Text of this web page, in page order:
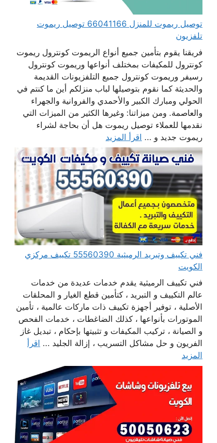
توصيل ريموت للمنزل 66041166 توصيل ريموت
تلفزيون
فريقنا يقوم بتأمين جميع أنواع الريموت كونترول ريموت
كونترول للمكيفات بمختلف أنواعها وريموت كونترول
رسيفر وريموت كونترول جميع التلفزيونات القديمة
والحديثة كما نقوم بتوصيلها لباب منزلكم أين ما كنتم في
الحولي ومبارك الكبير والأحمدي والفروانية والجهراء
والعاصمة. ومن ميزاتنا: وغيرها الكثير من الميزات التي
نقدمها للعملاء توصيل ريموت هل أن بحاجة لشراء
ريموت جديد و ... اقرأ المزيد
فني تكييف وتبريد الرميثية 55560390 تكييف مركزي
الكويت
فني تكييف الرميثية يقدم خدمات عديدة من خدمات
عالم التكييف و التبريد ، كتأمين قطع الغيار و المحلقات
الأصلية ، توفير أجهزة تكييف ذات ماركات عالمية ، تأمين
الموتورات بأنواعها ، كذلك الضاغطات ، خدمات الفحص
و الصيانة ، تركيب المكيفات و تثبيتها بإحكام ، تبديل غاز
الفريون و حل مشاكل التسريب ، إزالة الجليد ... اقرأ
المزيد